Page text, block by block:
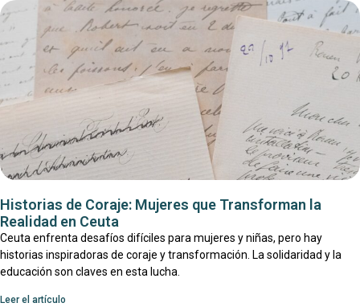
Historias de Coraje: Mujeres que Transforman la
Realidad en Ceuta
Ceuta enfrenta desafíos difíciles para mujeres y niñas, pero hay
historias inspiradoras de coraje y transformación. La solidaridad y la
educación son claves en esta lucha.
Leer el artículo